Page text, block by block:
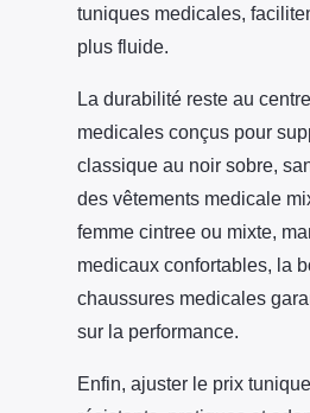
tuniques medicales,
plus fluide.
La durabilité reste au
medicales conçus pour
classique au noir sobre,
des vêtements medicale
femme cintree ou mixte,
medicaux confortables, la
chaussures medicales
sur la performance.
Enfin, ajuster le prix